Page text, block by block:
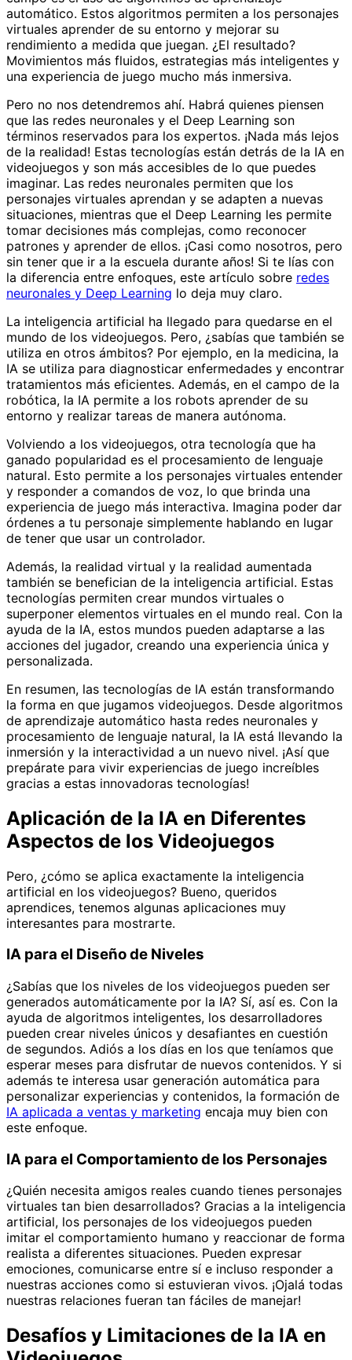
automático. Estos algoritmos permiten a los personajes
virtuales aprender de su entorno y mejorar su
rendimiento a medida que juegan. ¿El resultado?
Movimientos más fluidos, estrategias más inteligentes y
una experiencia de juego mucho más inmersiva.
Pero no nos detendremos ahí. Habrá quienes piensen
que las redes neuronales y el Deep Learning son
términos reservados para los expertos. ¡Nada más lejos
de la realidad! Estas tecnologías están detrás de la IA en
videojuegos y son más accesibles de lo que puedes
imaginar. Las redes neuronales permiten que los
personajes virtuales aprendan y se adapten a nuevas
situaciones, mientras que el Deep Learning les permite
tomar decisiones más complejas, como reconocer
patrones y aprender de ellos. ¡Casi como nosotros, pero
sin tener que ir a la escuela durante años! Si te lías con
la diferencia entre enfoques, este artículo sobre redes
neuronales y Deep Learning lo deja muy claro.
La inteligencia artificial ha llegado para quedarse en el
mundo de los videojuegos. Pero, ¿sabías que también se
utiliza en otros ámbitos? Por ejemplo, en la medicina, la
IA se utiliza para diagnosticar enfermedades y encontrar
tratamientos más eficientes. Además, en el campo de la
robótica, la IA permite a los robots aprender de su
entorno y realizar tareas de manera autónoma.
Volviendo a los videojuegos, otra tecnología que ha
ganado popularidad es el procesamiento de lenguaje
natural. Esto permite a los personajes virtuales entender
y responder a comandos de voz, lo que brinda una
experiencia de juego más interactiva. Imagina poder dar
órdenes a tu personaje simplemente hablando en lugar
de tener que usar un controlador.
Además, la realidad virtual y la realidad aumentada
también se benefician de la inteligencia artificial. Estas
tecnologías permiten crear mundos virtuales o
superponer elementos virtuales en el mundo real. Con la
ayuda de la IA, estos mundos pueden adaptarse a las
acciones del jugador, creando una experiencia única y
personalizada.
En resumen, las tecnologías de IA están transformando
la forma en que jugamos videojuegos. Desde algoritmos
de aprendizaje automático hasta redes neuronales y
procesamiento de lenguaje natural, la IA está llevando la
inmersión y la interactividad a un nuevo nivel. ¡Así que
prepárate para vivir experiencias de juego increíbles
gracias a estas innovadoras tecnologías!
Aplicación de la IA en Diferentes
Aspectos de los Videojuegos
Pero, ¿cómo se aplica exactamente la inteligencia
artificial en los videojuegos? Bueno, queridos
aprendices, tenemos algunas aplicaciones muy
interesantes para mostrarte.
IA para el Diseño de Niveles
¿Sabías que los niveles de los videojuegos pueden ser
generados automáticamente por la IA? Sí, así es. Con la
ayuda de algoritmos inteligentes, los desarrolladores
pueden crear niveles únicos y desafiantes en cuestión
de segundos. Adiós a los días en los que teníamos que
esperar meses para disfrutar de nuevos contenidos. Y si
además te interesa usar generación automática para
personalizar experiencias y contenidos, la formación de
IA aplicada a ventas y marketing encaja muy bien con
este enfoque.
IA para el Comportamiento de los Personajes
¿Quién necesita amigos reales cuando tienes personajes
virtuales tan bien desarrollados? Gracias a la inteligencia
artificial, los personajes de los videojuegos pueden
imitar el comportamiento humano y reaccionar de forma
realista a diferentes situaciones. Pueden expresar
emociones, comunicarse entre sí e incluso responder a
nuestras acciones como si estuvieran vivos. ¡Ojalá todas
nuestras relaciones fueran tan fáciles de manejar!
Desafíos y Limitaciones de la IA en